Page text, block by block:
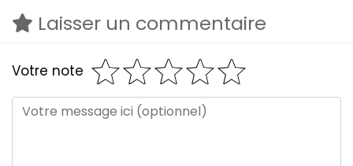
Laisser un commentaire
Votre note